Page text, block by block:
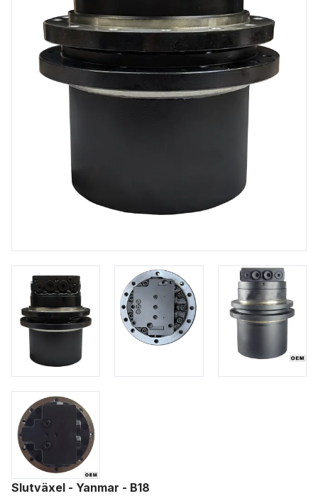
Slutväxel - Yanmar - B18